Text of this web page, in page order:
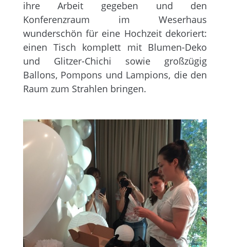
ihre Arbeit gegeben und den
Konferenzraum im Weserhaus
wunderschön für eine Hochzeit dekoriert:
einen Tisch komplett mit Blumen-Deko
und Glitzer-Chichi sowie großzügig
Ballons, Pompons und Lampions, die den
Raum zum Strahlen bringen.